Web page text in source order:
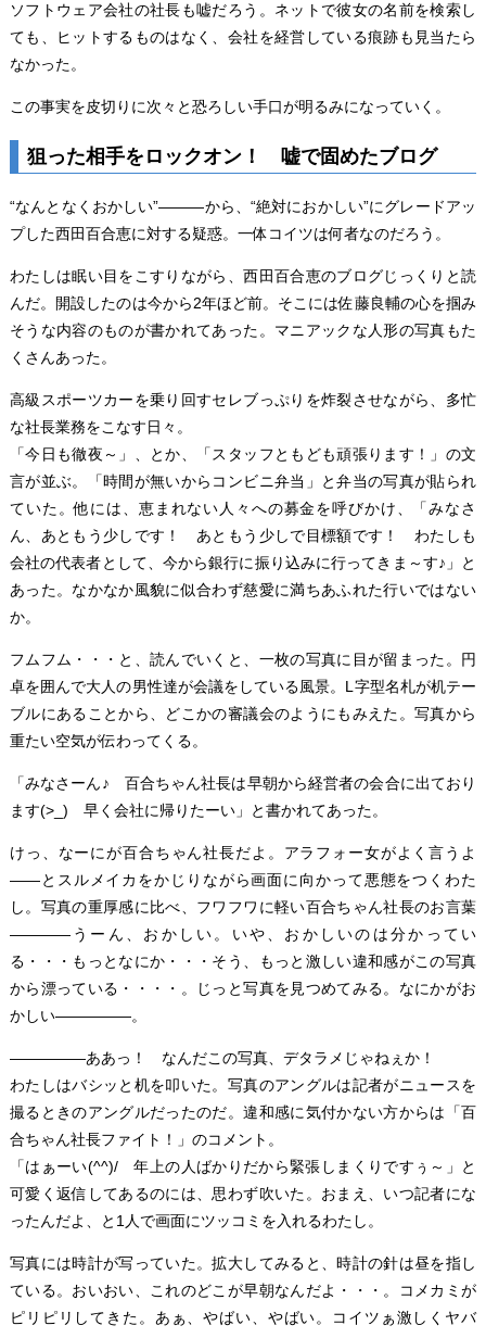
ソフトウェア会社の社長も嘘だろう。ネットで彼女の名前を検索し
ても、ヒットするものはなく、会社を経営している痕跡も見当たら
なかった。
この事実を皮切りに次々と恐ろしい手口が明るみになっていく。
狙った相手をロックオン！ 嘘で固めたブログ
“なんとなくおかしい”―――から、“絶対におかしい”にグレードアッ
プした西田百合恵に対する疑惑。一体コイツは何者なのだろう。
わたしは眠い目をこすりながら、西田百合恵のブログじっくりと読
んだ。開設したのは今から2年ほど前。そこには佐藤良輔の心を掴み
そうな内容のものが書かれてあった。マニアックな人形の写真もた
くさんあった。
高級スポーツカーを乗り回すセレブっぷりを炸裂させながら、多忙
な社長業務をこなす日々。
「今日も徹夜～」、とか、「スタッフともども頑張ります！」の文
言が並ぶ。「時間が無いからコンビニ弁当」と弁当の写真が貼られ
ていた。他には、恵まれない人々への募金を呼びかけ、「みなさ
ん、あともう少しです！ あともう少しで目標額です！ わたしも
会社の代表者として、今から銀行に振り込みに行ってきま～す♪」と
あった。なかなか風貌に似合わず慈愛に満ちあふれた行いではない
か。
フムフム・・・と、読んでいくと、一枚の写真に目が留まった。円
卓を囲んで大人の男性達が会議をしている風景。L字型名札が机テー
ブルにあることから、どこかの審議会のようにもみえた。写真から
重たい空気が伝わってくる。
「みなさーん♪ 百合ちゃん社長は早朝から経営者の会合に出ており
ます(>_) 早く会社に帰りたーい」と書かれてあった。
けっ、なーにが百合ちゃん社長だよ。アラフォー女がよく言うよ
――とスルメイカをかじりながら画面に向かって悪態をつくわた
し。写真の重厚感に比べ、フワフワに軽い百合ちゃん社長のお言葉
――――うーん、おかしい。いや、おかしいのは分かってい
る・・・もっとなにか・・・そう、もっと激しい違和感がこの写真
から漂っている・・・・。じっと写真を見つめてみる。なにかがお
かしい―――――。
―――――ああっ！ なんだこの写真、デタラメじゃねぇか！
わたしはバシッと机を叩いた。写真のアングルは記者がニュースを
撮るときのアングルだったのだ。違和感に気付かない方からは「百
合ちゃん社長ファイト！」のコメント。
「はぁーい(^^)/ 年上の人ばかりだから緊張しまくりですぅ～」と
可愛く返信してあるのには、思わず吹いた。おまえ、いつ記者にな
ったんだよ、と1人で画面にツッコミを入れるわたし。
写真には時計が写っていた。拡大してみると、時計の針は昼を指し
ている。おいおい、これのどこが早朝なんだよ・・・。コメカミが
ピリピリしてきた。あぁ、やばい、やばい。コイツぁ激しくヤバ